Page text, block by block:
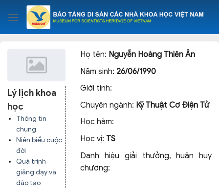
content
Lý lịch khoa
học
Thông tin
chung
Niên biểu cuộc
đời
Quá trình
giảng dạy và
đào tạo
Họ tên: Nguyễn Hoàng Thiên Ân
Năm sinh: 26/06/1990
Giới tính:
Chuyên ngành: Kỹ Thuật Cơ Điện Tử
Học hàm:
Học vị: TS
Danh hiệu giải thưởng, huân huy
chương: